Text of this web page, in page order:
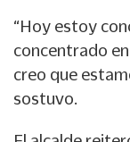
“Hoy estoy
concentrado
creo que
sostuvo.